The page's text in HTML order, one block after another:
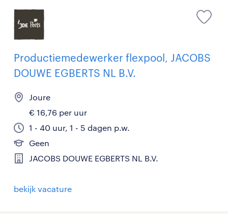
Productiemedewerker flexpool, JACOBS
DOUWE EGBERTS NL B.V.
Joure
€ 16,76 per uur
1 - 40 uur, 1 - 5 dagen p.w.
Geen
JACOBS DOUWE EGBERTS NL B.V.
bekijk vacature